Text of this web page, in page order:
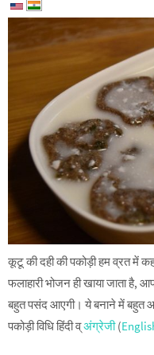
कूटू की दही की पकोड़ी हम व्रत में
फलाहारी भोजन ही खाया जाता है,
बहुत पसंद आएगी। ये बनाने में बहुत
पकोड़ी विधि हिंदी व्अंग्रेजी(